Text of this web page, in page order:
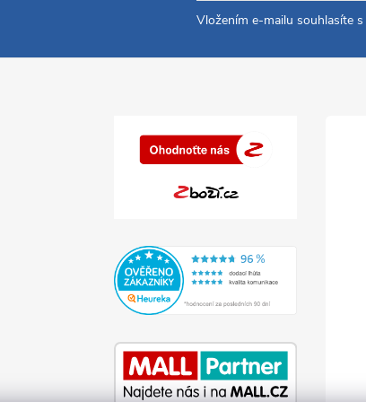
Vložením e-mailu souhlasíte s